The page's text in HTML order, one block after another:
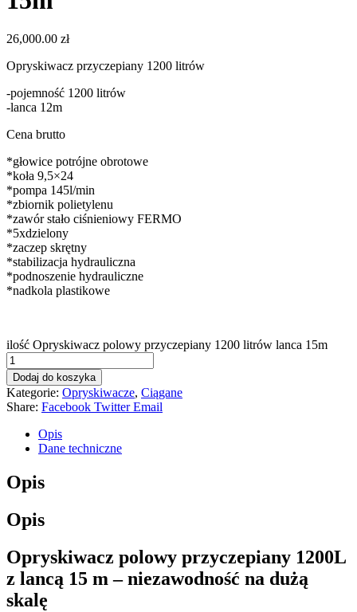
26,000.00 zł
Opryskiwacz przyczepiany 1200 litrów
-pojemność 1200 litrów
-lanca 12m
Cena brutto
*głowice potrójne obrotowe
*koła 9,5×24
*pompa 145l/min
*zbiornik polietylenu
*zawór stało ciśnieniowy FERMO
*5xdzielony
*zaczep skrętny
*stabilizacja hydrauliczna
*podnoszenie hydrauliczne
*nadkola plastikowe
ilość Opryskiwacz polowy przyczepiany 1200 litrów lanca 15m
Dodaj do koszyka
Kategorie: Opryskiwacze, Ciągane
Share: Facebook Twitter Email
Opis
Dane techniczne
Opis
Opis
Opryskiwacz polowy przyczepiany 1200L
z lancą 15 m – niezawodność na dużą
skalę